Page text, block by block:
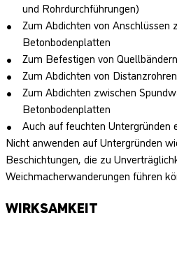
und Rohrdurchführungen)
Zum Abdichten von Anschlüssen
Betonbodenplatten
Zum Befestigen von Quellbändern
Zum Abdichten von Distanzrohren
Zum Abdichten zwischen
Betonbodenplatten
Auch auf feuchten Untergründen
Nicht anwenden auf Untergründen
Beschichtungen, die zu
Weichmacherwanderungen führen
WIRKSAMKEIT